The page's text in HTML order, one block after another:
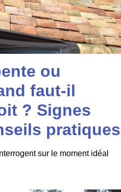
ou
faut-il
? Signes
pratiques
sur le moment idéal